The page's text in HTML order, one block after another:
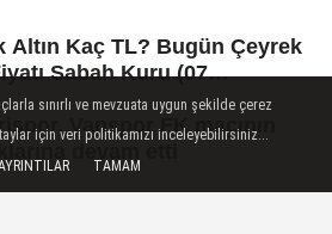
Altın Kaç TL? Bugün Çeyrek
Sabah Kuru (07
Vanspor FK maçının
devam etti
sınırlı ve mevzuata uygun şekilde çerez
için veri politikamızı inceleyebilirsiniz...
TAMAM